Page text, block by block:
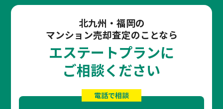
北九州・福岡の
マンション売却査定のことなら
エステートプランに
ご相談ください
電話で相談